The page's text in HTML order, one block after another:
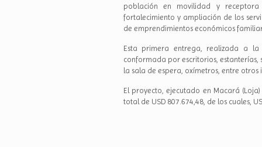
población en movilidad y
fortalecimiento y ampliación de los
de emprendimientos económicos
Esta primera entrega, realizada a la
conformada por escritorios,
la sala de espera, oxímetros, entre otros
El proyecto, ejecutado en Macará
total de USD 807.674,48, de los cuales,